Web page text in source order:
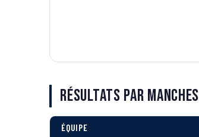
Résultats par manches
ÉQUIPE